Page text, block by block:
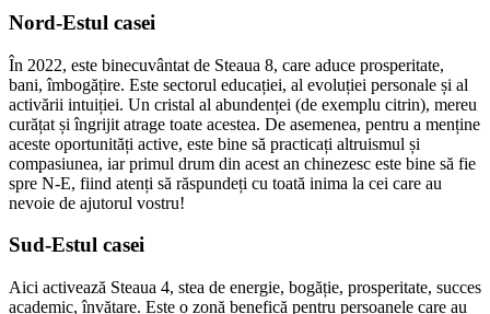
Nord-Estul casei
În 2022, este binecuvântat de Steaua 8, care aduce prosperitate,
bani, îmbogățire. Este sectorul educației, al evoluției personale și al
activării intuiției. Un cristal al abundenței (de exemplu citrin), mereu
curățat și îngrijit atrage toate acestea. De asemenea, pentru a menține
aceste oportunități active, este bine să practicați altruismul și
compasiunea, iar primul drum din acest an chinezesc este bine să fie
spre N-E, fiind atenți să răspundeți cu toată inima la cei care au
nevoie de ajutorul vostru!
Sud-Estul casei
Aici activează Steaua 4, stea de energie, bogăție, prosperitate, succes
academic, învățare. Este o zonă benefică pentru persoanele care au